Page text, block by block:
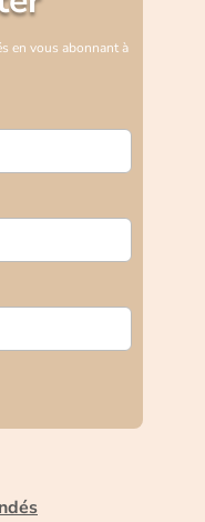
en vous abonnant à